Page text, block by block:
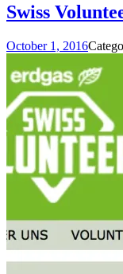
Swiss
October 1, 2016